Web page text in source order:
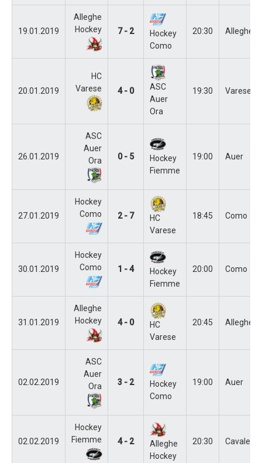
19.01.2019
Alleghe
Hockey
7 - 2
Hockey
Como
20:30 Alleghe
20.01.2019
HC
Varese
4 - 0
ASC
Auer
Ora
19:30 Varese
26.01.2019
ASC
Auer
Ora
0 - 5
Hockey
Fiemme
19:00 Auer
27.01.2019
Hockey
Como
2 - 7
HC
Varese
18:45 Como
30.01.2019
Hockey
Como
1 - 4
Hockey
Fiemme
20:00 Como
31.01.2019
Alleghe
Hockey
4 - 0
HC
Varese
20:45 Alleghe
02.02.2019
ASC
Auer
Ora
3 - 2
Hockey
Como
19:00 Auer
02.02.2019
Hockey
Fiemme
4 - 2
Alleghe
Hockey
20:30 Cavalese